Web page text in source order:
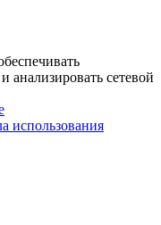
анализировать сетевой
использования